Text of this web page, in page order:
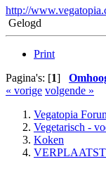
http://
Gelogd
Print
Pagina's: [1]
« vorige volgende »
Vegatopia
Vegetarisch -
Koken